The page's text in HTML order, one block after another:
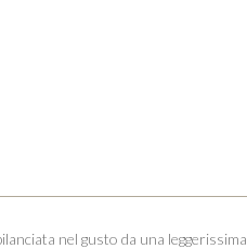
nel gusto da una leggerissima